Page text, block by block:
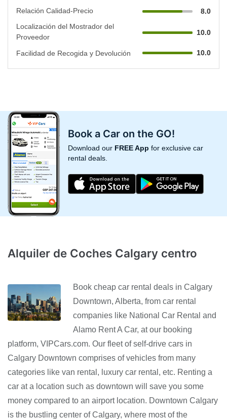
Relación Calidad-Precio
8.0
Localización del Mostrador del
Proveedor
10.0
Facilidad de Recogida y Devolución 10.0
Book a Car on the GO!
Download our FREE App for exclusive car
rental deals.
Alquiler de Coches Calgary centro
Book cheap car rental deals in Calgary
Downtown, Alberta, from car rental
companies like National Car Rental and
Alamo Rent A Car, at our booking
platform, VIPCars.com. Our fleet of self-drive cars in
Calgary Downtown comprises of vehicles from many
categories like van rental, luxury car rental, etc. Renting a
car at a location such as downtown will save you some
money compared to an airport location. Downtown Calgary
is the bustling center of Calgary, where most of the